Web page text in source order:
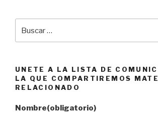
UNETE A LA LISTA DE
LA QUE COMPARTIREMOS
RELACIONADO
Nombre(obligatorio)